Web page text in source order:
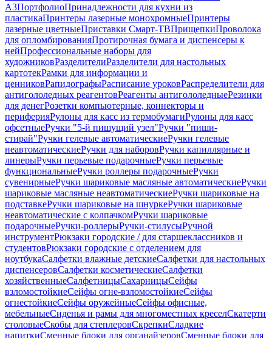
А3ПортфолиоПринадлежности для кухни из
пластикаПринтеры лазерные монохромныеПринтеры
лазерные цветныеПриставки Смарт-ТВПрищепкиПроволока
для опломбированияПротирочная бумага и диспенсеры к
нейПрофессиональные наборы для
художниковРазделителиРазделители для настольных
картотекРамки для информации и
ценниковРапидографыРасписание уроковРаспределители для
антигололедных реагентовРеагенты антигололедныеРезинки
для денегРозетки компьютерные, коннекторы и
периферияРулоны для касс из термобумагиРулоны для касс
офсетныеРучки "5-й пишущий узел"Ручки "пиши-
стирай"Ручки гелевые автоматическиеРучки гелевые
неавтоматическиеРучки для наборовРучки капиллярные и
линерыРучки перьевые подарочныеРучки перьевые
функциональныеРучки роллеры подарочныеРучки
сувенирныеРучки шариковые масляные автоматическиеРучки
шариковые масляные неавтоматическиеРучки шариковые на
подставкеРучки шариковые на шнуркеРучки шариковые
неавтоматические с колпачкомРучки шариковые
подарочныеРучки-роллерыРучки-стилусыРучной
инструментРюкзаки городские / для старшеклассников и
студентовРюкзаки городские с отделением для
ноутбукаСалфетки влажные детскиеСалфетки для настольных
диспенсеровСалфетки косметическиеСалфетки
хозяйственныеСалфетницыСахарницыСейфы
взломостойкиеСейфы огне-взломостойкиеСейфы
огнестойкиеСейфы оружейныеСейфы офисные,
мебельныеСиденья и рамы для многоместных креселСкатерти
столовыеСкобы для степлеровСкрепкиСладкие
напиткиСменные блоки для органайзеровСменные блоки для